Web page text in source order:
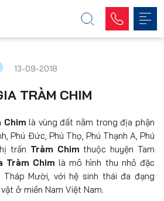
13-09-2018
TRÀM CHIM
Chim là vùng đất nằm trong địa phận
Phú Đức, Phú Thọ, Phú Thạnh A, Phú
trấn Tràm Chim thuộc huyện Tam
Tràm Chim là mô hình thu nhỏ đặc
Mười, với hệ sinh thái đa đạng
ở miền Nam Việt Nam.